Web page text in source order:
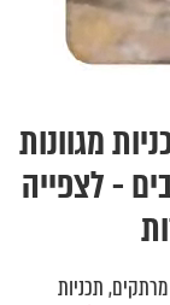
מגוונות
- לצפייה
תכניות